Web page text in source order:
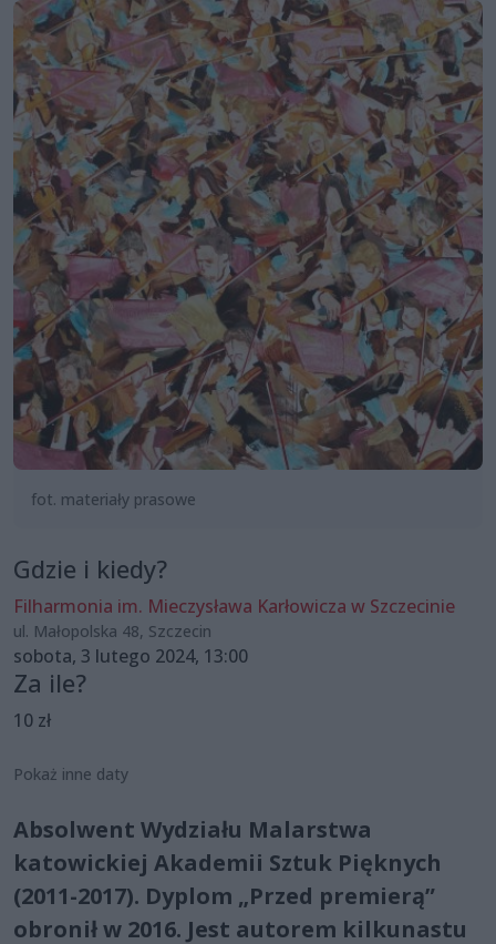
fot. materiały prasowe
Gdzie i kiedy?
Filharmonia im. Mieczysława Karłowicza w Szczecinie
ul. Małopolska 48, Szczecin
sobota, 3 lutego 2024, 13:00
Za ile?
10 zł
Pokaż inne daty
Absolwent Wydziału Malarstwa
katowickiej Akademii Sztuk Pięknych
(2011-2017). Dyplom „Przed premierą”
obronił w 2016. Jest autorem kilkunastu